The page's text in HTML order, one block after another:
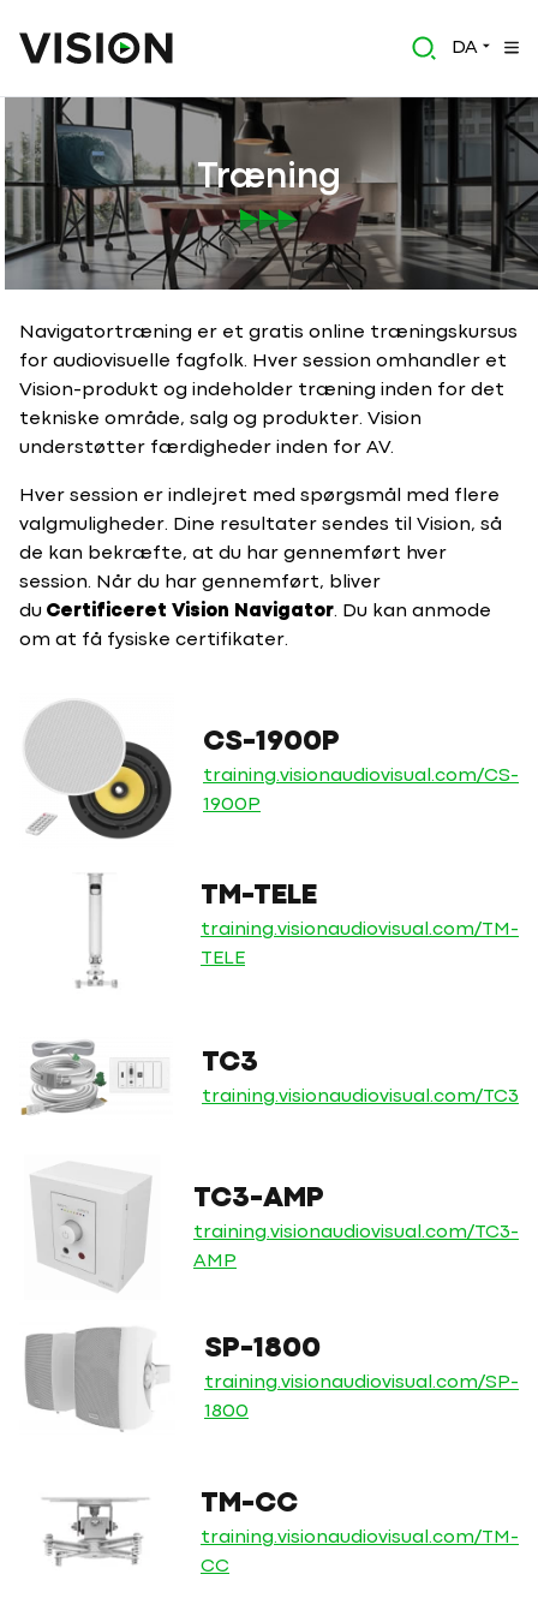
DA
Træning
Navigatortræning er et gratis online træningskursus
for audiovisuelle fagfolk. Hver session omhandler et
Vision-produkt og indeholder træning inden for det
tekniske område, salg og produkter. Vision
understøtter færdigheder inden for AV.
Hver session er indlejret med spørgsmål med flere
valgmuligheder. Dine resultater sendes til Vision, så
de kan bekræfte, at du har gennemført hver
session. Når du har gennemført, bliver
du Certificeret Vision Navigator. Du kan anmode
om at få fysiske certifikater.
CS-1900P
training.visionaudiovisual.com/CS-
1900P
TM-TELE
training.visionaudiovisual.com/TM-
TELE
TC3
training.visionaudiovisual.com/TC3
TC3-AMP
training.visionaudiovisual.com/TC3-
AMP
SP-1800
training.visionaudiovisual.com/SP-
1800
TM-CC
training.visionaudiovisual.com/TM-
CC